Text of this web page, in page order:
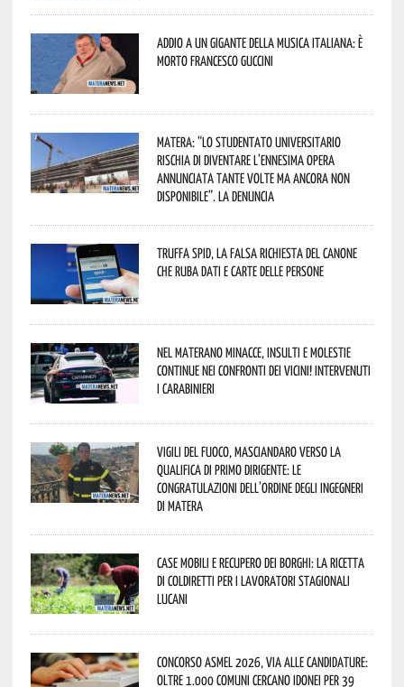
Addio a un gigante della musica italiana: è
morto Francesco Guccini
Matera: “Lo studentato universitario
rischia di diventare l’ennesima opera
annunciata tante volte ma ancora non
disponibile”. La denuncia
Truffa Spid, la falsa richiesta del canone
che ruba dati e carte delle persone
Nel materano minacce, insulti e molestie
continue nei confronti dei vicini! Intervenuti
i Carabinieri
Vigili del Fuoco, Masciandaro verso la
qualifica di Primo Dirigente: le
congratulazioni dell’Ordine degli Ingegneri
di Matera
Case mobili e recupero dei borghi: la ricetta
di Coldiretti per i lavoratori stagionali
lucani
Concorso Asmel 2026, via alle candidature:
oltre 1.000 Comuni cercano idonei per 39